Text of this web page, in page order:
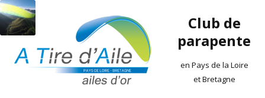
Club de
parapente
en Pays de la Loire
et Bretagne